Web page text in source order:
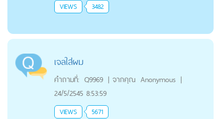
VIEWS 3482
เจลใส่ผม
คำถามที่: Q9969 | จากคุณ Anonymous |
24/5/2545 8:53:59
VIEWS 5671